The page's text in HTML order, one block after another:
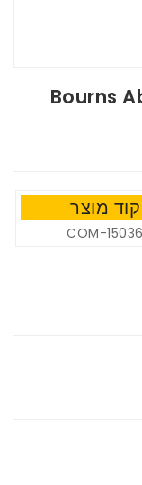
Bourns
קוד מוצר
COM-15036